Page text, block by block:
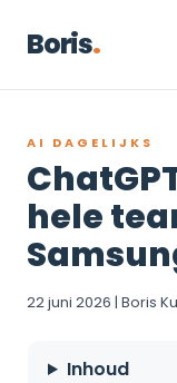
Boris.
AI DAGELIJKS
hele
22 juni 2026 | Boris
Inhoud